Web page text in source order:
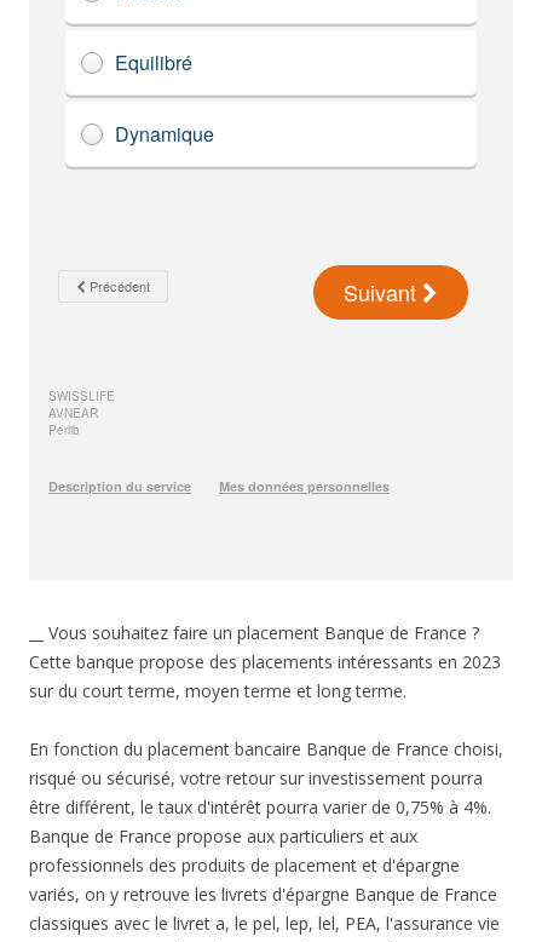
__ Vous souhaitez faire un placement Banque de France ?
Cette banque propose des placements intéressants en 2023
sur du court terme, moyen terme et long terme.
En fonction du placement bancaire Banque de France choisi,
risqué ou sécurisé, votre retour sur investissement pourra
être différent, le taux d'intérêt pourra varier de 0,75% à 4%.
Banque de France propose aux particuliers et aux
professionnels des produits de placement et d'épargne
variés, on y retrouve les livrets d'épargne Banque de France
classiques avec le livret a, le pel, lep, lel, PEA, l'assurance vie